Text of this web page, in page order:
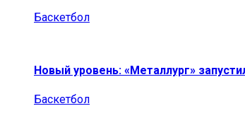
Баскетбол
Новый уровень: «Металлург»
Баскетбол